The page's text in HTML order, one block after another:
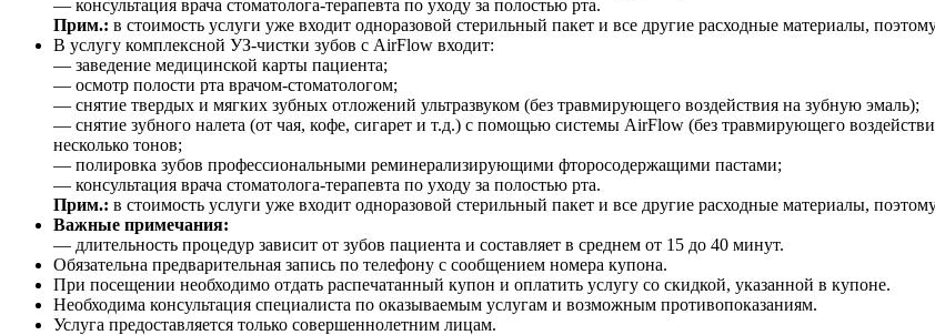
— консультация врача стоматолога-терапевта по уходу за полостью рта.
Прим.: в стоимость услуги уже входит одноразовой стерильный пакет и все другие расходные материалы,
В услугу комплексной УЗ-чистки зубов с AirFlow входит:
— заведение медицинской карты пациента;
— осмотр полости рта врачом-стоматологом;
— снятие твердых и мягких зубных отложений ультразвуком (без травмирующего воздействия на зубную эмаль);
— снятие зубного налета (от чая, кофе, сигарет и т.д.) с помощью системы AirFlow (без травмирующего
несколько тонов;
— полировка зубов профессиональными реминерализирующими фторосодержащими пастами;
— консультация врача стоматолога-терапевта по уходу за полостью рта.
Прим.: в стоимость услуги уже входит одноразовой стерильный пакет и все другие расходные материалы,
Важные примечания:
— длительность процедур зависит от зубов пациента и составляет в среднем от 15 до 40 минут.
Обязательна предварительная запись по телефону с сообщением номера купона.
При посещении необходимо отдать распечатанный купон и оплатить услугу со скидкой, указанной в купоне.
Необходима консультация специалиста по оказываемым услугам и возможным противопоказаниям.
Услуга предоставляется только совершеннолетним лицам.